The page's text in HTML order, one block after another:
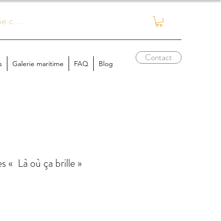
connecter
Galerie maritime FAQ Blog
Contact
« Là où ça brille »